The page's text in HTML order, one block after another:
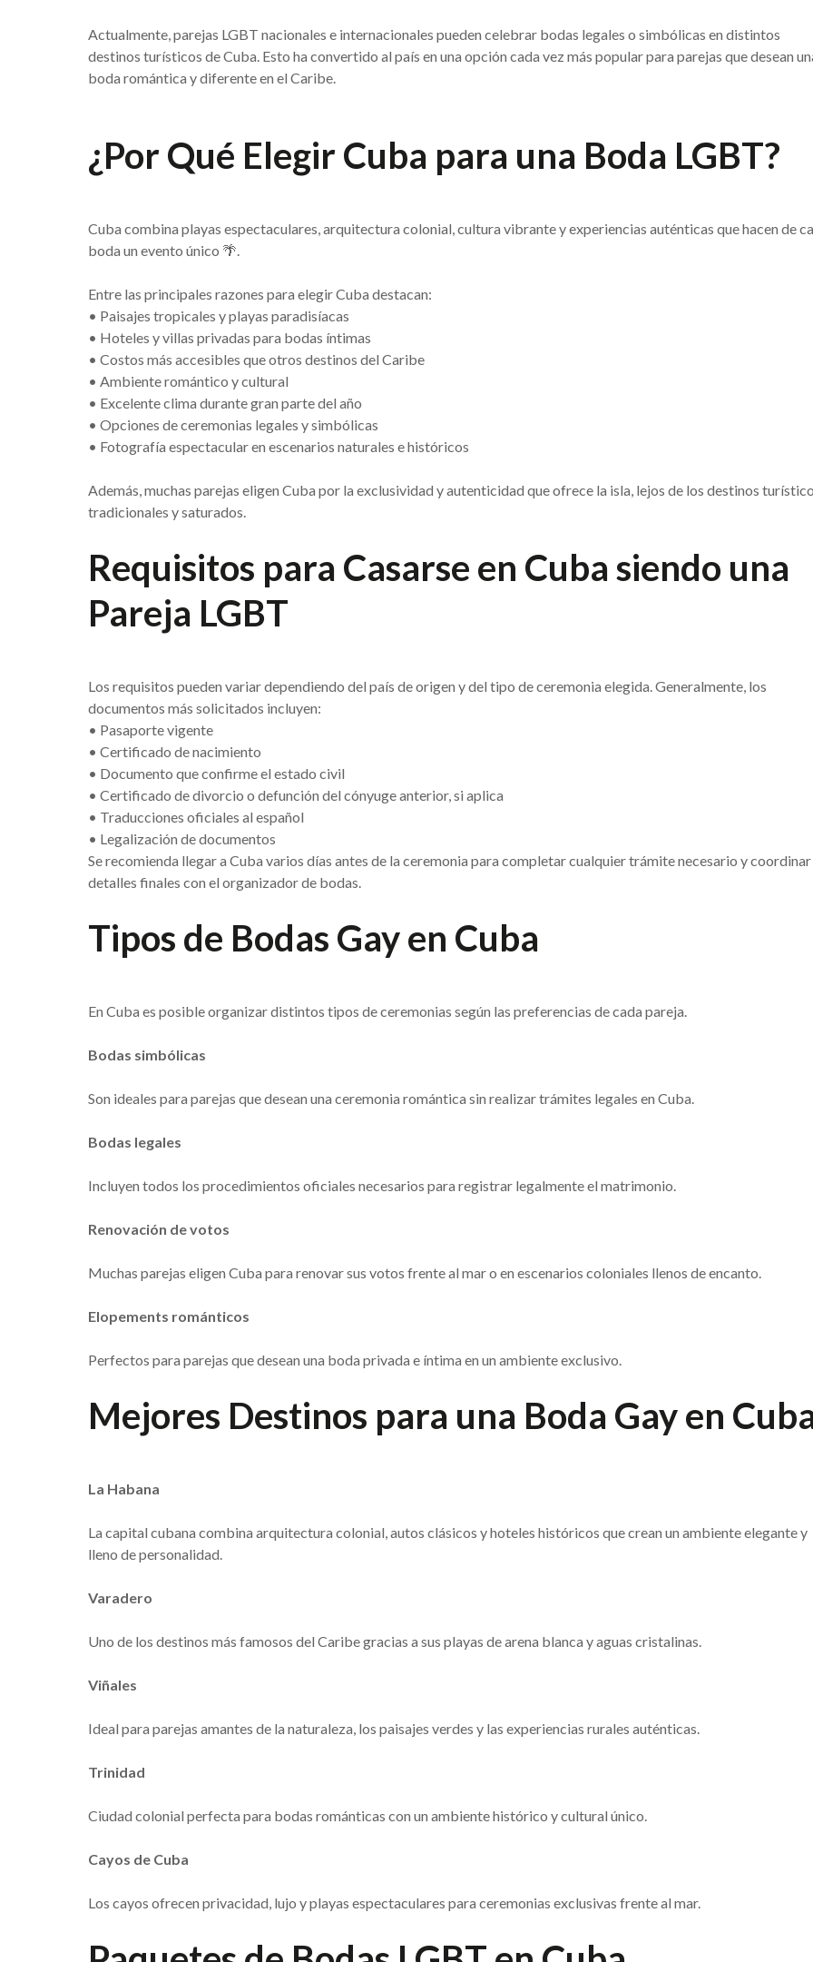
Actualmente, parejas LGBT nacionales e internacionales pueden celebrar bodas legales o simbólicas en distintos
destinos turísticos de Cuba. Esto ha convertido al país en una opción cada vez más popular para parejas que desean
boda romántica y diferente en el Caribe.
¿Por Qué Elegir Cuba para una Boda LGBT?
Cuba combina playas espectaculares, arquitectura colonial, cultura vibrante y experiencias auténticas que hacen de
boda un evento único 🌴.
Entre las principales razones para elegir Cuba destacan:
• Paisajes tropicales y playas paradisíacas
• Hoteles y villas privadas para bodas íntimas
• Costos más accesibles que otros destinos del Caribe
• Ambiente romántico y cultural
• Excelente clima durante gran parte del año
• Opciones de ceremonias legales y simbólicas
• Fotografía espectacular en escenarios naturales e históricos
Además, muchas parejas eligen Cuba por la exclusividad y autenticidad que ofrece la isla, lejos de los destinos
tradicionales y saturados.
Requisitos para Casarse en Cuba siendo una
Pareja LGBT
Los requisitos pueden variar dependiendo del país de origen y del tipo de ceremonia elegida. Generalmente, los
documentos más solicitados incluyen:
• Pasaporte vigente
• Certificado de nacimiento
• Documento que confirme el estado civil
• Certificado de divorcio o defunción del cónyuge anterior, si aplica
• Traducciones oficiales al español
• Legalización de documentos
Se recomienda llegar a Cuba varios días antes de la ceremonia para completar cualquier trámite necesario y coordinar
detalles finales con el organizador de bodas.
Tipos de Bodas Gay en Cuba
En Cuba es posible organizar distintos tipos de ceremonias según las preferencias de cada pareja.
Bodas simbólicas
Son ideales para parejas que desean una ceremonia romántica sin realizar trámites legales en Cuba.
Bodas legales
Incluyen todos los procedimientos oficiales necesarios para registrar legalmente el matrimonio.
Renovación de votos
Muchas parejas eligen Cuba para renovar sus votos frente al mar o en escenarios coloniales llenos de encanto.
Elopements románticos
Perfectos para parejas que desean una boda privada e íntima en un ambiente exclusivo.
Mejores Destinos para una Boda Gay en
La Habana
La capital cubana combina arquitectura colonial, autos clásicos y hoteles históricos que crean un ambiente elegante y
lleno de personalidad.
Varadero
Uno de los destinos más famosos del Caribe gracias a sus playas de arena blanca y aguas cristalinas.
Viñales
Ideal para parejas amantes de la naturaleza, los paisajes verdes y las experiencias rurales auténticas.
Trinidad
Ciudad colonial perfecta para bodas románticas con un ambiente histórico y cultural único.
Cayos de Cuba
Los cayos ofrecen privacidad, lujo y playas espectaculares para ceremonias exclusivas frente al mar.